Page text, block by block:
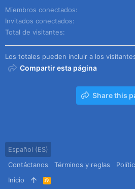
Miembros conectados
Invitados conectados
Total de visitantes
Los totales pueden incluir a los
Compartir esta página
Share this
Español (ES)
Contáctanos
Términos y reglas
Inicio
R
S